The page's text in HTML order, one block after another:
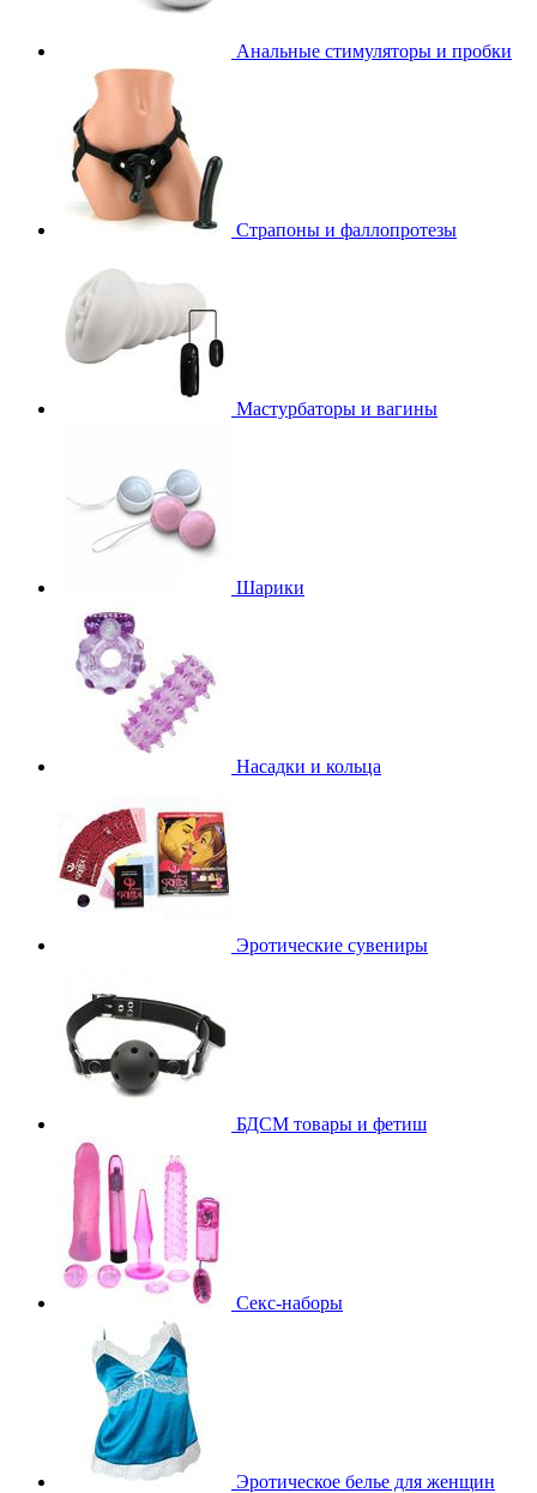
Анальные стимуляторы и пробки
Страпоны и фаллопротезы
Мастурбаторы и вагины
Шарики
Насадки и кольца
Эротические сувениры
БДСМ товары и фетиш
Секс-наборы
Эротическое белье для женщин